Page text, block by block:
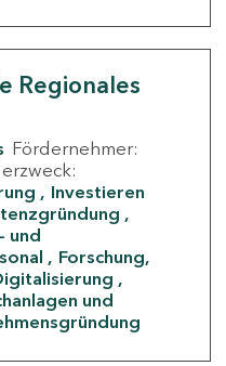
Regionales
Fördernehmer:
Investieren
und
Forschung,
und